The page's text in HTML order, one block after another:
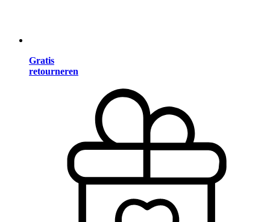
Gratis
retourneren